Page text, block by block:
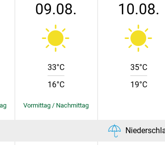
Skip to main
09.08. 10.08.
33°C
16°C
35°C
19°C